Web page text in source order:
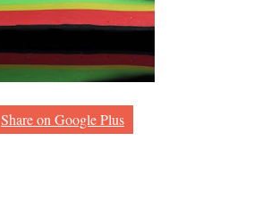
Share on Google Plus